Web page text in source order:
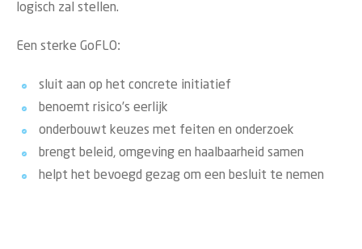
logisch zal stellen.
Een sterke GoFLO:
sluit aan op het concrete initiatief
benoemt risico’s eerlijk
onderbouwt keuzes met feiten en onderzoek
brengt beleid, omgeving en haalbaarheid samen
helpt het bevoegd gezag om een besluit te nemen